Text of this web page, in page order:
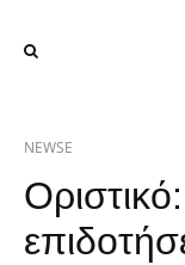
NEWSE